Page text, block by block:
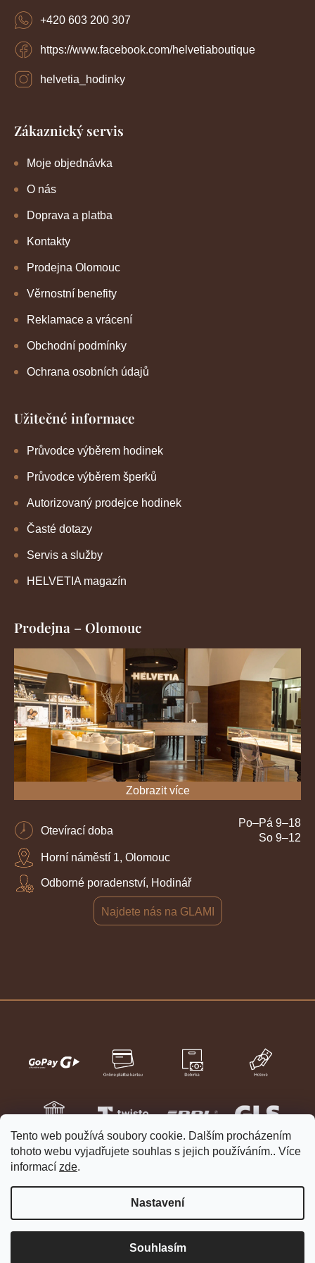
Tento web používá soubory cookie. Dalším procházením
tohoto webu vyjadřujete souhlas s jejich používáním.. Více
informací zde.
Nastavení
Souhlasím
https://www.facebook.com/helvetiaboutique
helvetia_hodinky
+420 603 200 307
Zákaznický servis
Moje objednávka
O nás
Doprava a platba
Kontakty
Prodejna Olomouc
Věrnostní benefity
Reklamace a vrácení
Obchodní podmínky
Ochrana osobních údajů
Užitečné informace
Průvodce výběrem hodinek
Průvodce výběrem šperků
Autorizovaný prodejce hodinek
Časté dotazy
Servis a služby
HELVETIA magazín
Prodejna – Olomouc
Zobrazit více
Otevírací doba
Po–Pá 9–18
So 9–12
Horní náměstí 1, Olomouc
Odborné poradenství, Hodinář
Najdete nás na GLAMI
Vytvořil Shoptet
HELVETIA hodinky a šperky